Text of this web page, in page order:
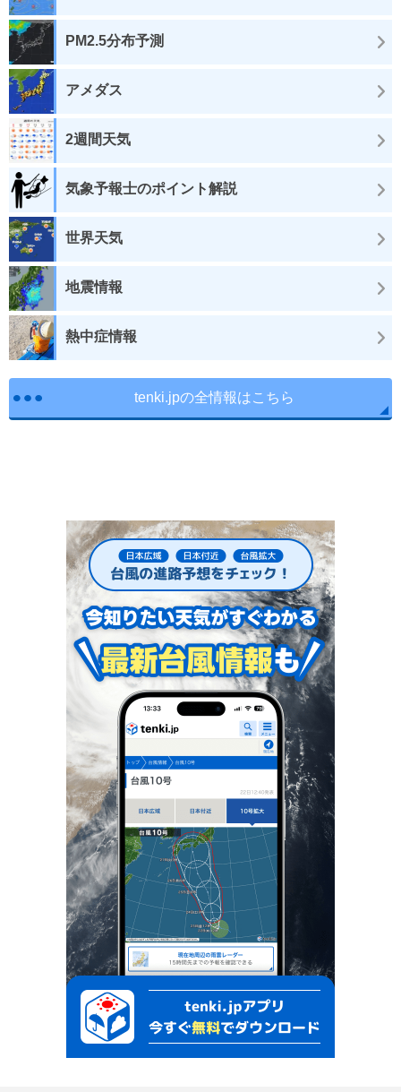
PM2.5分布予測
アメダス
2週間天気
気象予報士のポイント解説
世界天気
地震情報
熱中症情報
tenki.jpの全情報はこちら